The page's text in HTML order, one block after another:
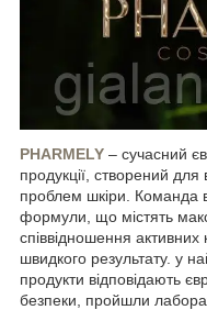
PHARMELY – сучасний
продукції, створений
проблем шкіри. Команда
формули, що містять
співвідношення
швидкого результату. у
продукти відповідають
безпеки, пройшли